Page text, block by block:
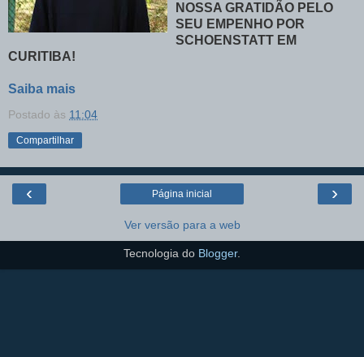
NOSSA GRATIDÃO PELO
SEU EMPENHO POR
SCHOENSTATT EM
CURITIBA!
Saiba mais
Postado às 11:04
Compartilhar
‹ ›
Página inicial
Ver versão para a web
Tecnologia do Blogger.